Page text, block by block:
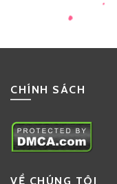
CHÍNH SÁCH
VỀ CHÚNG TÔI